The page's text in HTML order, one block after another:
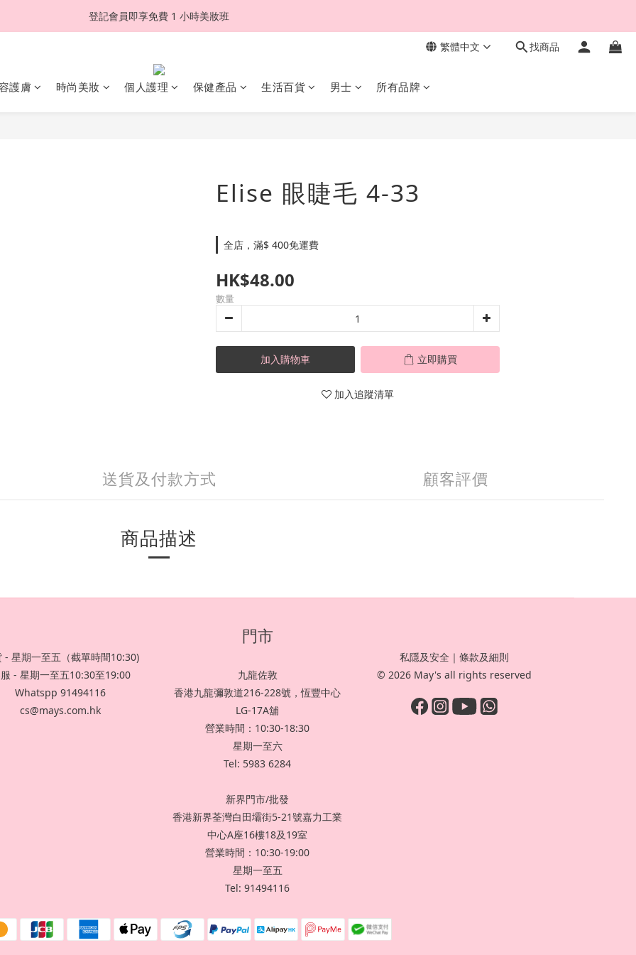
登記會員即享免費 1 小時美妝班
繁體中文 找商品
護膚 時尚美妝 個人護理 保健產品 生活百貨 男士 所有品牌
Elise 眼睫毛 4-33
全店，滿$ 400免運費
HK$48.00
數量
加入購物車 立即購買
加入追蹤清單
送貨及付款方式 顧客評價
商品描述
- 星期一至五（截單時間10:30)
- 星期一至五10:30至19:00
Whatspp 91494116
cs@mays.com.hk
門市
九龍佐敦
香港九龍彌敦道216-228號，恆豐中心
LG-17A舖
營業時間：10:30-18:30
星期一至六
Tel: 5983 6284
新界門市/批發
香港新界荃灣白田壩街5-21號嘉力工業
中心A座16樓18及19室
營業時間：10:30-19:00
星期一至五
Tel: 91494116
私隱及安全 ｜條款及細則
© 2026 May's all rights reserved